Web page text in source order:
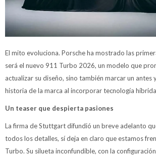
El mito evoluciona. Porsche ha mostrado las
será el nuevo 911 Turbo 2026, un modelo que
actualizar su diseño, sino también marcar un antes
historia de la marca al incorporar tecnología
Un teaser que despierta pasiones
La firma de Stuttgart difundió un breve adelanto
todos los detalles, sí deja en claro que estamos
Turbo. Su silueta inconfundible, con la